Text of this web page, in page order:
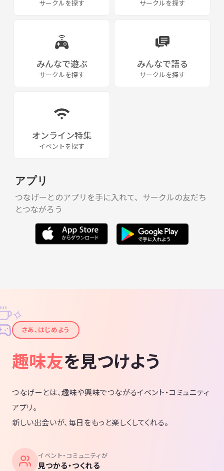
サークルを探す サークルを探す
みんなで遊ぶ
サークルを探す
みんなで語る
サークルを探す
オンライン特集
イベントを探す
アプリ
つなげーとのアプリを手に入れて、サークルの友だち
とつながろう
✦
✧
さあ、はじめよう
趣味友を見つけよう
つなげーとは、趣味や興味でつながるイベント・コミュニティ
アプリ。
新しい出会いが、毎日をもっと楽しくしてくれる。
イベント・コミュニティが
見つかる・つくれる